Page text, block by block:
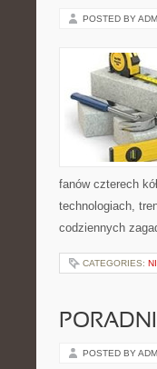
POSTED BY
fanów czterech
technologiach,
codziennych
CATEGORIES:
POSTED BY